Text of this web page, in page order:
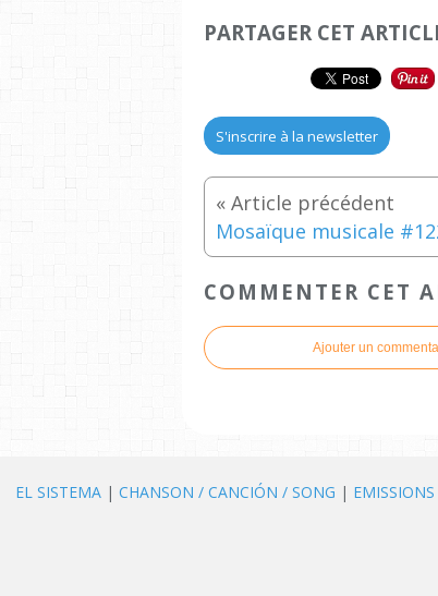
PARTAGER CET
S'inscrire à la newsletter
Mosaïque musicale
COMMENTER CET
Ajouter un
EL SISTEMA| CHANSON / CANCIÓN / SONG |